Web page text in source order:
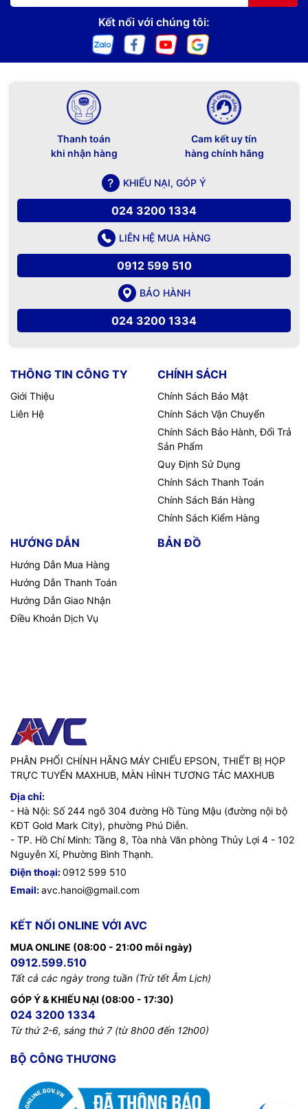
Kết nối với chúng tôi:
Thanh toán
khi nhận hàng
Cam kết uy tín
hàng chính hãng
KHIẾU NẠI, GÓP Ý
024 3200 1334
LIÊN HỆ MUA HÀNG
0912 599 510
BẢO HÀNH
024 3200 1334
THÔNG TIN CÔNG TY
Giới Thiệu
Liên Hệ
CHÍNH SÁCH
Chính Sách Bảo Mật
Chính Sách Vận Chuyển
Chính Sách Bảo Hành, Đổi Trả
Sản Phẩm
Quy Định Sử Dụng
Chính Sách Thanh Toán
Chính Sách Bán Hàng
Chính Sách Kiểm Hàng
HƯỚNG DẪN
Hướng Dẫn Mua Hàng
Hướng Dẫn Thanh Toán
Hướng Dẫn Giao Nhận
Điều Khoản Dịch Vụ
BẢN ĐỒ
PHÂN PHỐI CHÍNH HÃNG MÁY CHIẾU EPSON, THIẾT BỊ HỌP
TRỰC TUYẾN MAXHUB, MÀN HÌNH TƯƠNG TÁC MAXHUB
Địa chỉ:
- Hà Nội: Số 244 ngõ 304 đường Hồ Tùng Mậu (đường nội bộ
KĐT Gold Mark City), phường Phú Diễn.
- TP. Hồ Chí Minh: Tầng 8, Tòa nhà Văn phòng Thủy Lợi 4 - 102
Nguyễn Xí, Phường Bình Thạnh.
Điện thoại:0912 599 510
Email:avc.hanoi@gmail.com
KẾT NỐI ONLINE VỚI AVC
MUA ONLINE (08:00 - 21:00 mỗi ngày)
0912.599.510
Tất cả các ngày trong tuần (Trừ tết Âm Lịch)
GÓP Ý & KHIẾU NẠI (08:00 - 17:30)
024 3200 1334
Từ thứ 2-6, sáng thứ 7 (từ 8h00 đến 12h00)
BỘ CÔNG THƯƠNG